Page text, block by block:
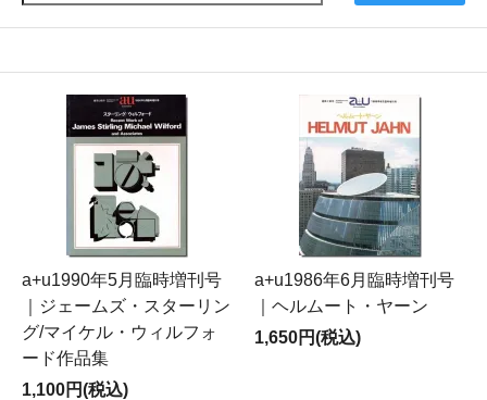
a+u1990年5月臨時増刊号
｜ジェームズ・スターリン
グ/マイケル・ウィルフォ
ード作品集
1,100円(税込)
a+u1986年6月臨時増刊号
｜ヘルムート・ヤーン
1,650円(税込)